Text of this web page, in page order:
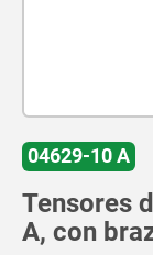
04629-10 A
Tensores
A, con